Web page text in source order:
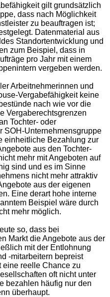
gilt grundsätzlich
dass nach Möglichkeit
zu beauftragen ist;
Datenmaterial aus
Standortentwicklung und
zum Beispiel, dass in
pro Jahr mit einem
vergeben werden.
Arbeitnehmerinnen und
Vergabefähigkeit keine
nach wie vor die
Vergaberechtsgrenzen
Tochter- oder
SOH-Unternehmensgruppe
einheitliche Bezahlung zur
aus den Tochter-
mehr mit Angeboten auf
sind und es im Sinne
nicht mehr attraktiv
aus der eigenen
Eine derart hohe interne
Beispiel wäre durch
mehr möglich.
so, dass bei
Markt die Angebote aus der
mit der Entlohnung
-mitarbeitern bepreist
eine reelle Chance zu
oft nicht unter
bezahlen häufig nur den
überhaupt.